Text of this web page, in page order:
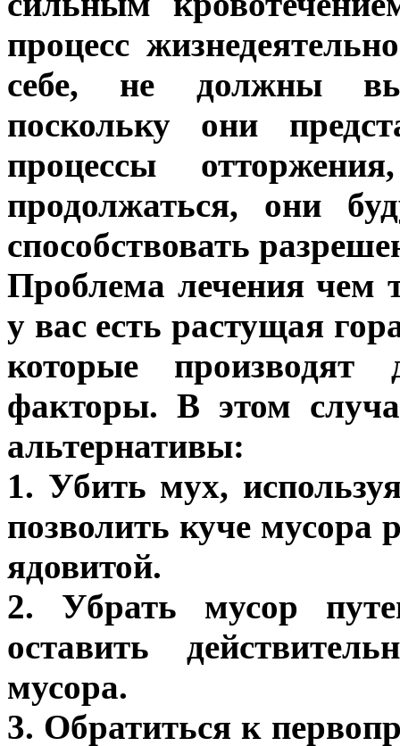
процесс
себе, не должны
поскольку они
процессы
продолжаться, они
способствовать
Проблема лечения чем
у вас есть растущая
которые производят
факторы. В этом
альтернативы:
1. Убить мух,
позволить куче мусора
ядовитой.
2. Убрать мусор
оставить
мусора.
3. Обратиться к